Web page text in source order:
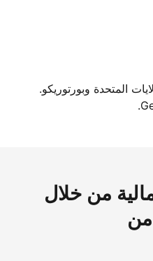
المتحدة وبورتوريكو.
من خلال